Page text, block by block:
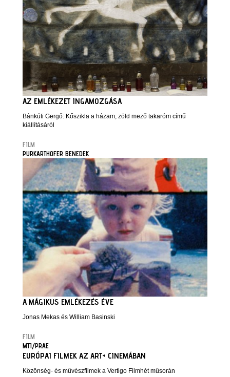
AZ EMLÉKEZET INGAMOZGÁSA
Bánkúti Gergő: Kőszikla a házam, zöld mező takaróm című
kiállításáról
FILM
PURKARTHOFER BENEDEK
A MÁGIKUS EMLÉKEZÉS ÉVE
Jonas Mekas és William Basinski
FILM
MTI/PRAE
EURÓPAI FILMEK AZ ART+ CINEMÁBAN
Közönség- és művészfilmek a Vertigo Filmhét műsorán